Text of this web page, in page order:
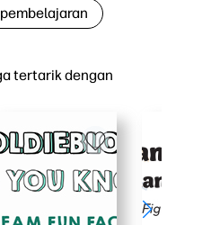
tertarik dengan